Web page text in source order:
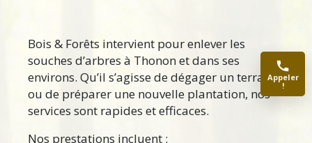
Bois & Forêts intervient pour enlever les
souches d’arbres à Thonon et dans ses
environs. Qu’il s’agisse de dégager un terrain
ou de préparer une nouvelle plantation, nos
services sont rapides et efficaces.
Nos prestations incluent :
Appeler
!